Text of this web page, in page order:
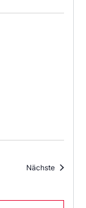
Nächste